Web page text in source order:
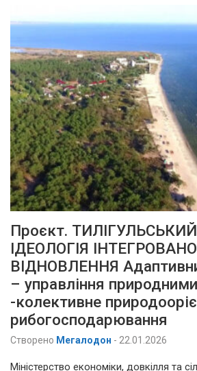
Проєкт.
ІДЕОЛОГІЯ
ВІДНОВЛЕННЯ
– управління
-колективне
рибогосподарювання
Створено Мегалодон - 22.01.2026
Міністерство економіки, довкілля та